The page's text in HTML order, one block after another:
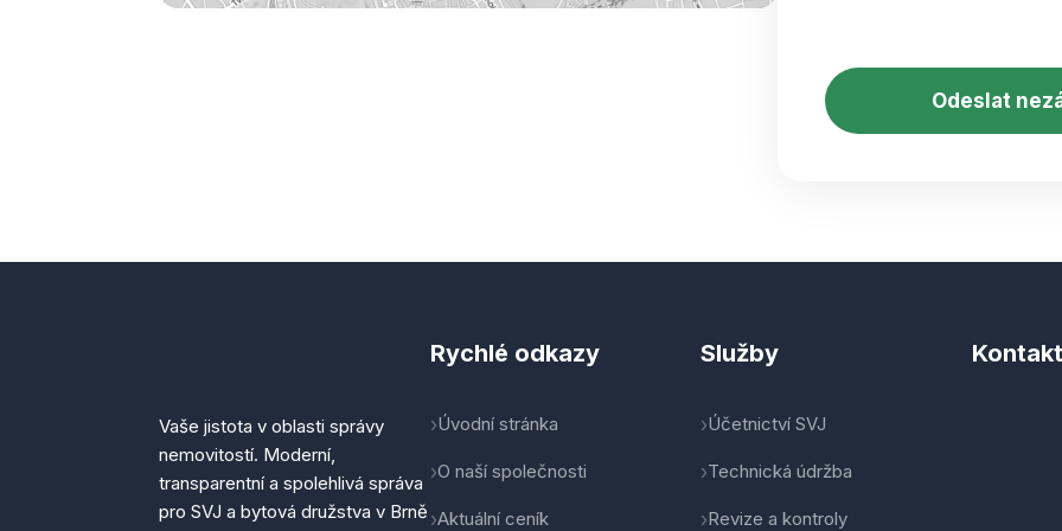
Vaše jistota v oblasti správy
nemovitostí. Moderní,
transparentní a spolehlivá správa
pro SVJ a bytová družstva v Brně
Rychlé odkazy
Úvodní stránka
O naší společnosti
Aktuální ceník
Služby
Účetnictví SVJ
Technická údržba
Revize a kontroly
Kontakt